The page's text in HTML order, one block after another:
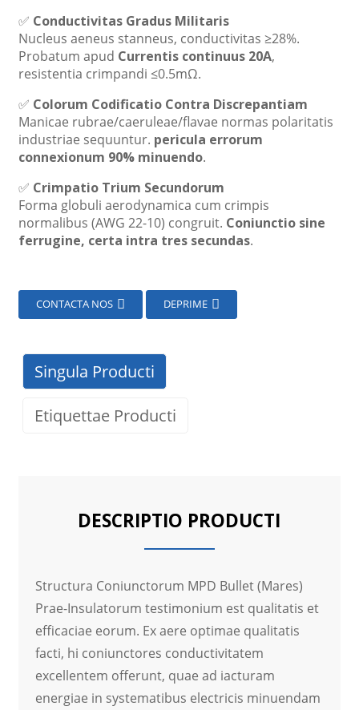
✅ Conductivitas Gradus Militaris
Nucleus aeneus stanneus, conductivitas ≥28%.
Probatum apud Currentis continuus 20A,
resistentia crimpandi ≤0.5mΩ.
✅ Colorum Codificatio Contra Discrepantiam
Manicae rubrae/caeruleae/flavae normas polaritatis
industriae sequuntur. pericula errorum
connexionum 90% minuendo.
✅ Crimpatio Trium Secundorum
Forma globuli aerodynamica cum crimpis
normalibus (AWG 22-10) congruit. Coniunctio sine
ferrugine, certa intra tres secundas.
CONTACTA NOS DEPRIME
Singula Producti
Etiquettae Producti
DESCRIPTIO PRODUCTI
Structura Coniunctorum MPD Bullet (Mares)
Prae-Insulatorum testimonium est qualitatis et
efficaciae eorum. Ex aere optimae qualitatis
facti, hi coniunctores conductivitatem
excellentem offerunt, quae ad iacturam
energiae in systematibus electricis minuendam